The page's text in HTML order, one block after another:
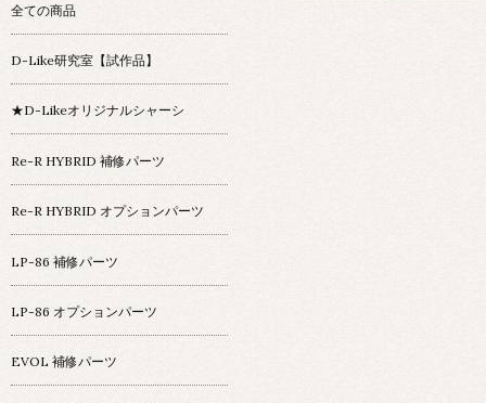
全ての商品
D-Like研究室【試作品】
★D-Likeオリジナルシャーシ
Re-R HYBRID 補修パーツ
Re-R HYBRID オプションパーツ
LP-86 補修パーツ
LP-86 オプションパーツ
EVOL 補修パーツ